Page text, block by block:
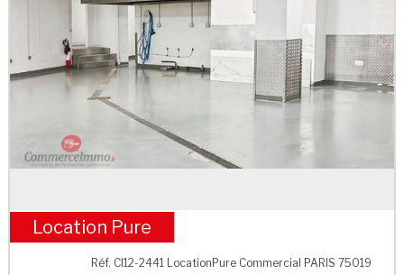
M° Laumiere
Location Pure
Réf. CI12-2441 LocationPure Commercial PARIS 75019